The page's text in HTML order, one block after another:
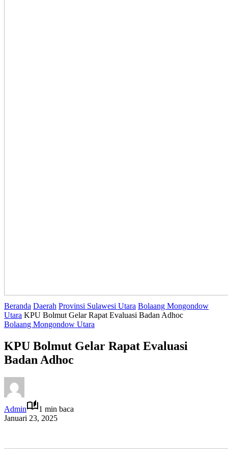
Beranda Daerah Provinsi Sulawesi Utara Bolaang Mongondow
Utara KPU Bolmut Gelar Rapat Evaluasi Badan Adhoc
Bolaang Mongondow Utara
KPU Bolmut Gelar Rapat Evaluasi
Badan Adhoc
Admin
1 min baca
Januari 23, 2025